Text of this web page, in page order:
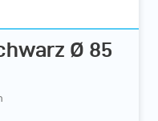
Ø 85